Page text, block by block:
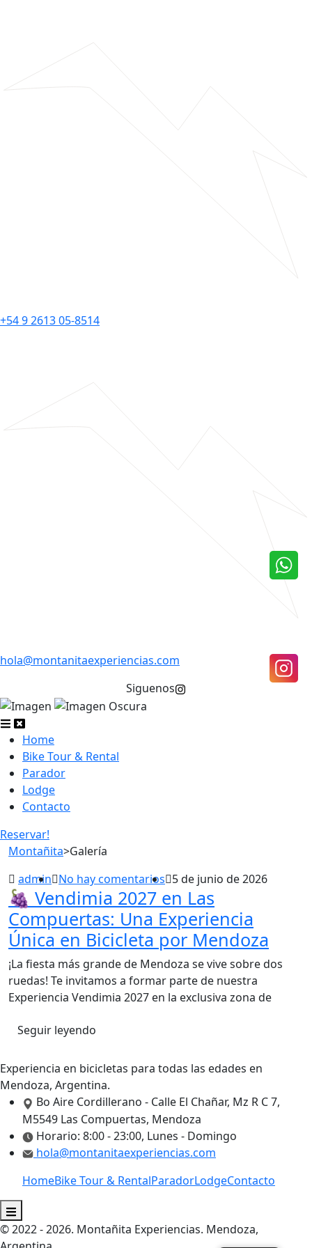
+54 9 2613 05-8514
hola@montanitaexperiencias.com
Siguenos
Home
Bike Tour & Rental
Parador
Lodge
Contacto
Reservar!
Montañita>Galería
admin No hay comentarios 5 de junio de 2026
🍇 Vendimia 2027 en Las
Compuertas: Una Experiencia
Única en Bicicleta por Mendoza
¡La fiesta más grande de Mendoza se vive sobre dos
ruedas! Te invitamos a formar parte de nuestra
Experiencia Vendimia 2027 en la exclusiva zona de
Seguir leyendo
Experiencia en bicicletas para todas las edades en
Mendoza, Argentina.
Bo Aire Cordillerano - Calle El Chañar, Mz R C 7,
M5549 Las Compuertas, Mendoza
Horario: 8:00 - 23:00, Lunes - Domingo
hola@montanitaexperiencias.com
HomeBike Tour & RentalParadorLodgeContacto
Menú conmutador hamburguesa
© 2022 - 2026. Montañita Experiencias. Mendoza,